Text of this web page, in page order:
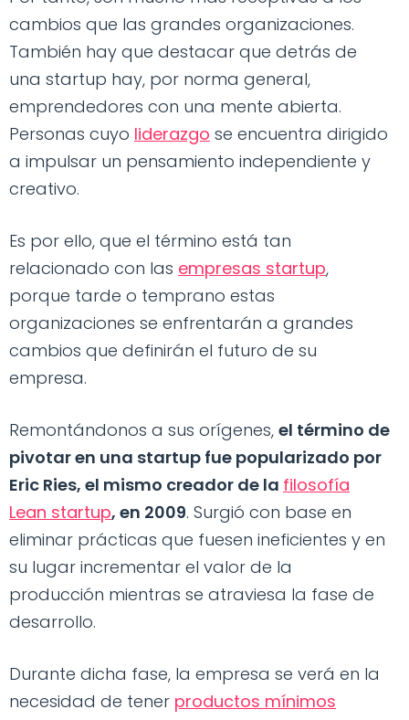
cambios que las grandes organizaciones.
También hay que destacar que detrás de
una startup hay, por norma general,
emprendedores con una mente abierta.
Personas cuyo liderazgo se encuentra dirigido
a impulsar un pensamiento independiente y
creativo.
Es por ello, que el término está tan
relacionado con las empresas startup,
porque tarde o temprano estas
organizaciones se enfrentarán a grandes
cambios que definirán el futuro de su
empresa.
Remontándonos a sus orígenes, el término de
pivotar en una startup fue popularizado por
Eric Ries, el mismo creador de la filosofía
Lean startup, en 2009. Surgió con base en
eliminar prácticas que fuesen ineficientes y en
su lugar incrementar el valor de la
producción mientras se atraviesa la fase de
desarrollo.
Durante dicha fase, la empresa se verá en la
necesidad de tener productos mínimos